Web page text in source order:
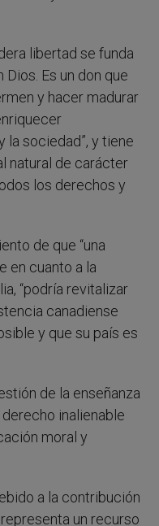
libertad se funda
Es un don que
y hacer madurar
la sociedad”, y tiene
natural de carácter
los derechos y
de que “una
en cuanto a la
“podría revitalizar
canadiense
y que su país es
de la enseñanza
inalienable
moral y
a la contribución
un recurso